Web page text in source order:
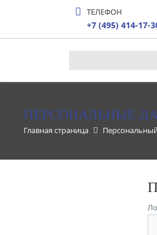
ТЕЛЕФОН
+7 (495) 414-17-
ПЕРСОНАЛЬНЫЕ
Главная страница